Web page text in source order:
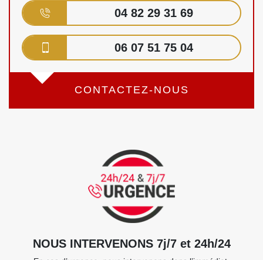
04 82 29 31 69
06 07 51 75 04
CONTACTEZ-NOUS
NOUS INTERVENONS 7j/7 et 24h/24